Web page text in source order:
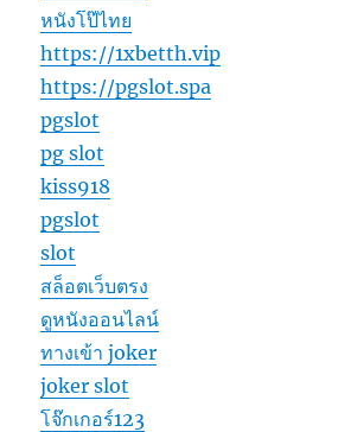
หนังโป๊ไทย
https://1xbetth.vip
https://pgslot.spa
pgslot
pg slot
kiss918
pgslot
slot
สล็อตเว็บตรง
ดูหนังออนไลน์
ทางเข้า joker
joker slot
โจ๊กเกอร์123